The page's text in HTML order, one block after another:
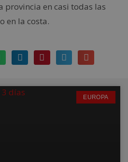
provincia en casi todas las
en la costa.
EUROPA